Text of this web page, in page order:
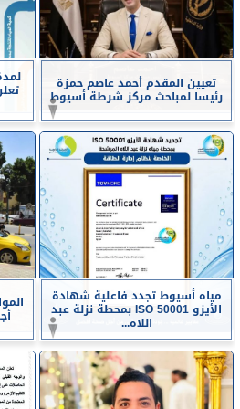
تعيين المقدم أحمد عاصم حمزة
رئيسا لمباحث مركز شرطة أسيوط
مياه أسيوط تجدد فاعلية شهادة
الأيزو ISO 50001 بمحطة نزلة عبد
اللاه...